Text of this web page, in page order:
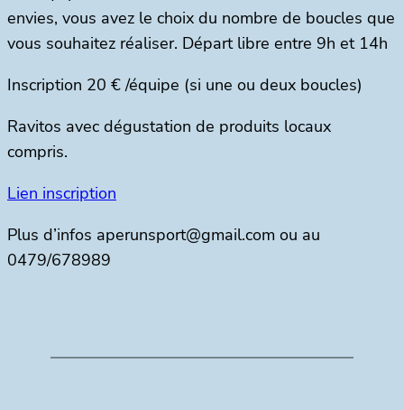
envies, vous avez le choix du nombre de boucles que
vous souhaitez réaliser. Départ libre entre 9h et 14h
Inscription 20 € /équipe (si une ou deux boucles)
Ravitos avec dégustation de produits locaux
compris.
Lien inscription
Plus d’infos aperunsport@gmail.com ou au
0479/678989